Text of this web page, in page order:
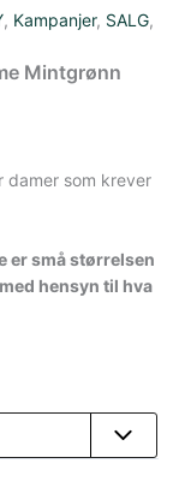
, Kampanjer, SALG,
Mintgrønn
damer som krever
er små størrelsen
hensyn til hva